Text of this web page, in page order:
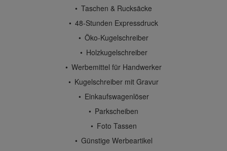
Taschen & Rucksäcke
48-Stunden Expressdruck
Öko-Kugelschreiber
Holzkugelschreiber
Werbemittel für Handwerker
Kugelschreiber mit Gravur
Einkaufswagenlöser
Parkscheiben
Foto Tassen
Günstige Werbeartikel